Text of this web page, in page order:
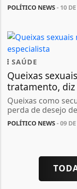
POLÍTICO NEWS- 10
SAÚDE
Queixas
tratamento, diz
Queixas como
perda de desejo
POLÍTICO NEWS- 09